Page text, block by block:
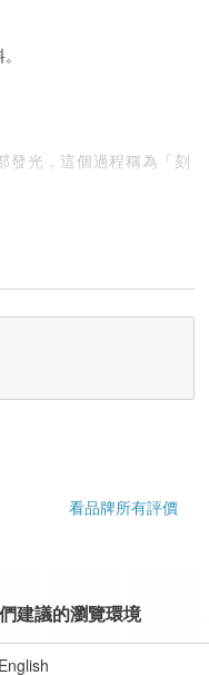
發光，這個過程稱為「刻
看品牌所有評價
建議的瀏覽環境